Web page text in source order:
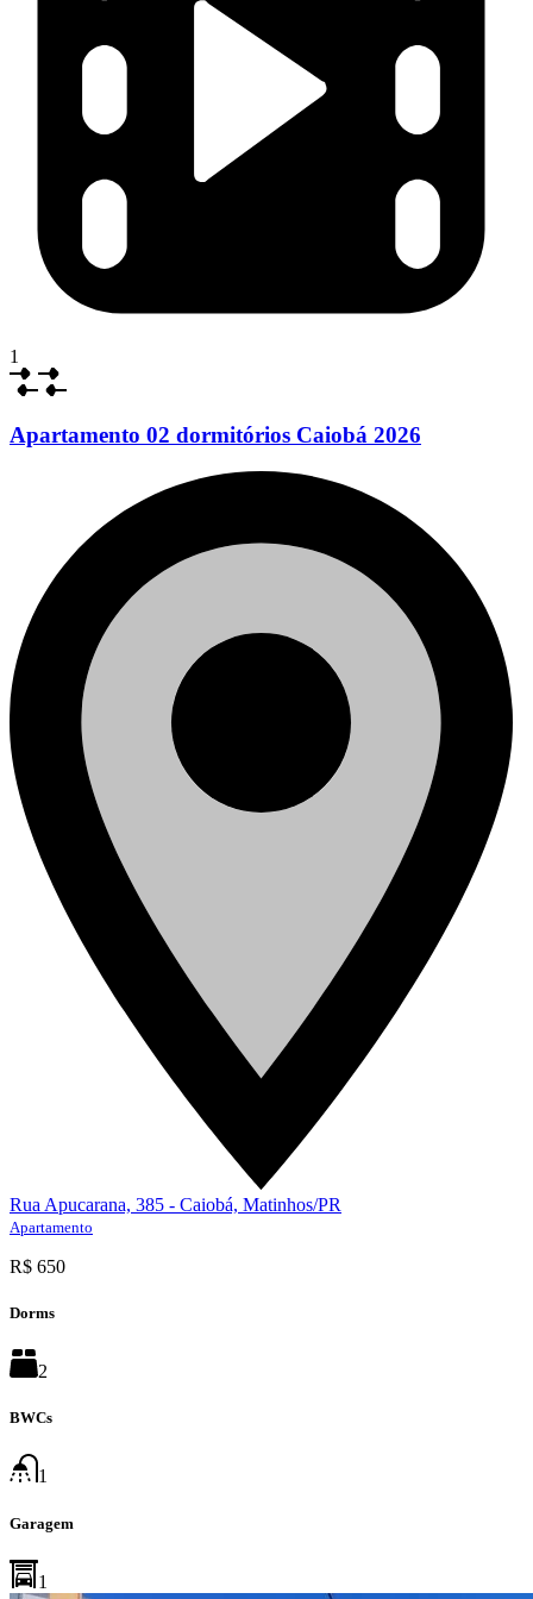
1
Apartamento 02 dormitórios Caiobá 2026
Rua Apucarana, 385 - Caiobá, Matinhos/PR
Apartamento
R$ 650
Dorms
2
BWCs
1
Garagem
1